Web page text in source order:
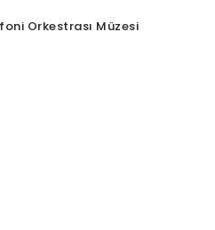
Orkestrası Müzesi